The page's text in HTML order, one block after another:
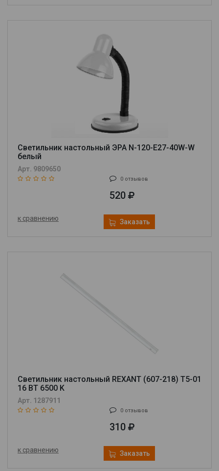
Светильник настольный ЭРА N-120-E27-40W-W
белый
Арт. 9809650
0 отзывов
520
к сравнению Заказать
Светильник настольный REXANT (607-218) T5-01
16 ВТ 6500 K
Арт. 1287911
0 отзывов
310
к сравнению Заказать